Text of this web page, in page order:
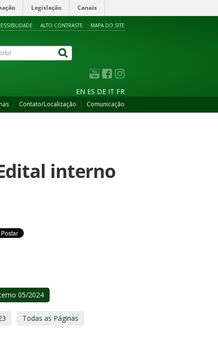
Legislação Canais
ALTO CONTRASTE MAPA DO SITE
EN ES DE IT FR
Contato/Localização Comunicação
interno
05/2024
Todas as Páginas